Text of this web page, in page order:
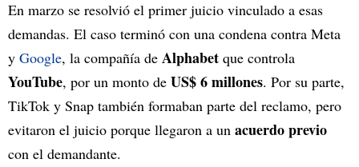
En marzo se resolvió el primer juicio vinculado a esas
demandas. El caso terminó con una condena contra Meta
y Google, la compañía de Alphabet que controla
YouTube, por un monto de US$ 6 millones. Por su parte,
TikTok y Snap también formaban parte del reclamo, pero
evitaron el juicio porque llegaron a un acuerdo previo
con el demandante.